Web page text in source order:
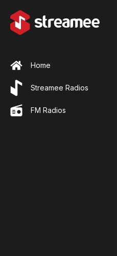
Home
Streamee Radios
FM Radios